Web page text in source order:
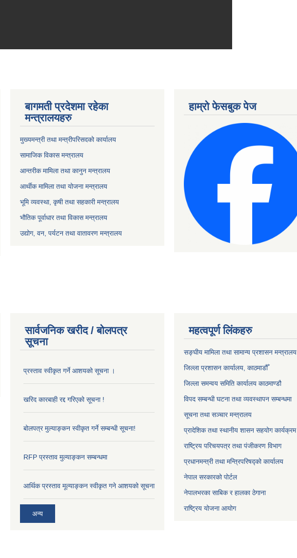
बागमती प्रदेशमा रहेका
मन्त्रालयहरु
मुख्यमन्त्री तथा मन्त्रीपरिसदको कार्यालय
सामाजिक विकास मन्त्रालय
आन्तरीक मामिला तथा कानुन मन्त्रालय
आर्थीक मामिला तथा योजना मन्त्रालय
भूमि व्यवस्था, कृषी तथा सहकारी मन्त्रालय
भौतिक पूर्वाधार तथा विकास मन्त्रालय
उद्योग, वन, पर्यटन तथा वातावरण मन्त्रालय
हाम्रो फेसबुक पेज
सार्वजनिक खरीद / बोलपत्र
सूचना
प्रस्ताव स्वीकृत गर्ने आशयको सूचना ।
खरिद कारबाही रद्द गरिएको सूचना !
बोलपत्र मुल्याङ्कन स्वीकृत गर्ने सम्बन्धी सूचना!
RFP प्रस्ताव मुल्याङ्कन सम्बन्धमा
आर्थिक प्रस्ताव मूल्याङ्कन स्वीकृत गने आशयको सूचना
अन्य
महत्वपूर्ण लिंकहरु
सङ्‍घीय मामिला तथा सामान्य प्रशासन मन्त्रालय
जिल्ला प्रशासन कार्यालय, काठमाडौँ
जिल्ला समन्वय समिति कार्यालय काठमाण्ड‌ौ
विपद सम्बन्धी घटना तथा व्यवस्थापन सम्बन्धमा
सूचना तथा सञ्चार मन्त्रालय
प्रादेशिक तथा स्थानीय शासन सहयोग कार्यक्रम
राष्ट्रिय परिचयपत्र तथा पंजीकरण विभाग
प्रधानमन्त्री तथा मन्त्रिपरिषद्को कार्यालय
नेपाल सरकारको पोर्टल
नेपालभरका साबिक र हालका ठेगाना
राष्ट्रिय योजना आयोग